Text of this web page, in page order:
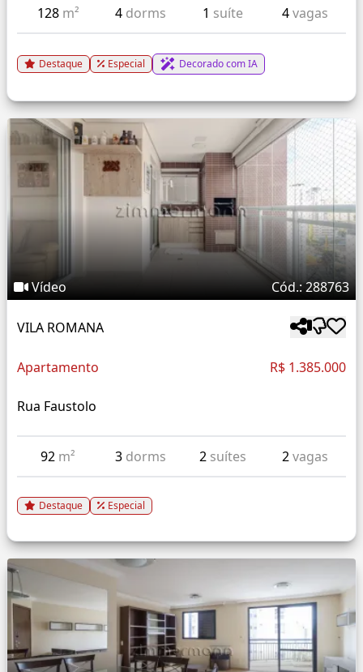
128 m² 4 dorms 1 suíte 4vagas
Destaque Especial Decorado com IA
Vídeo Cód.: 288763
VILA ROMANA
Apartamento R$ 1.385.000
Rua Faustolo
92 m² 3 dorms 2 suítes 2vagas
Destaque Especial